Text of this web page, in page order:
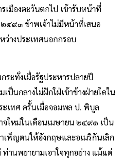
เมืองตะวันตกไป เข้ารับหน้าที่
๔๙๓ ข้าพเจ้าไม่มีหน้าที่เสนอ
ว่างประเทศนอกกรอบ
ระทั่งเมื่อรัฐประหารปลายปี
นกลางไม่ฝักใฝ่เข้าข้างฝ่ายใดใน
ะเทศ ครั้นเมื่อจอมพล ป. พิบูล
จใหม่ในเดือนเมษายน ๒๔๙๑ เป็น
เพ็ญตนให้อังกฤษและอเมริกันเลิก
านพยายามเอาใจทุกอย่าง แม้แต่